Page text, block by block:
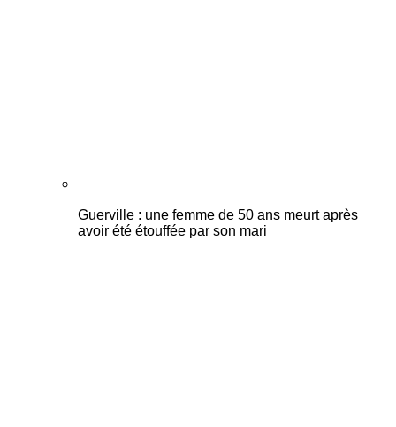
Guerville : une femme de 50 ans meurt après
avoir été étouffée par son mari